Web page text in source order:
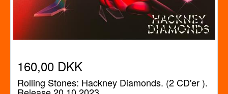
160,00 DKK
Rolling Stones: Hackney Diamonds. (2 CD'er ).